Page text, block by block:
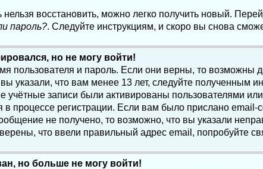
нельзя восстановить, можно легко получить новый.
пароль?. Следуйте инструкциям, и скоро вы снова
но не могу войти!
пользователя и пароль. Если они верны, то возможны
указали, что вам менее 13 лет, следуйте полученным
учётные записи были активированы пользователями
процессе регистрации. Если вам было прислано
не получено, то возможно, что вы указали
что ввели правильный адрес email, попробуйте
но больше не могу войти!